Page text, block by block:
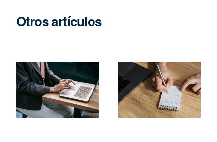
Otros artículos